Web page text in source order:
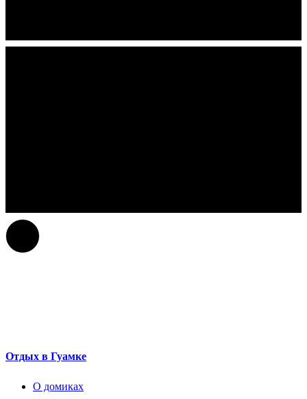
Отдых в Гуамке
О домиках